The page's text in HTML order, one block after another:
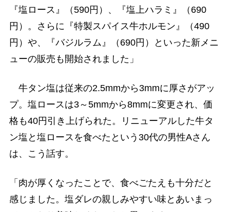
『塩ロース』（590円）、『塩上ハラミ』（690
円）。さらに『特製スパイス牛ホルモン』（490
円）や、『バジルラム』（690円）といった新メニ
ューの販売も開始されました」
牛タン塩は従来の2.5mmから3mmに厚さがアッ
プ。塩ロースは3～5mmから8mmに変更され、価
格も40円引き上げられた。リニューアルした牛タ
ン塩と塩ロースを食べたという30代の男性Aさん
は、こう話す。
「肉が厚くなったことで、食べごたえも十分だと
感じました。塩ダレの親しみやすい味とあいまっ